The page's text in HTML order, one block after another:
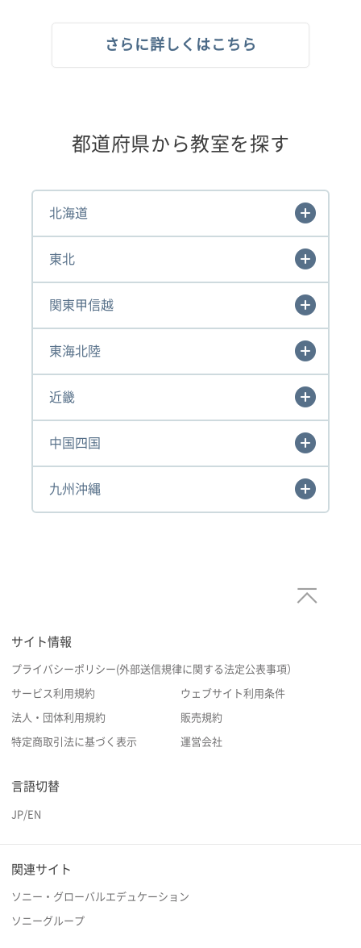
さらに詳しくはこちら
都道府県から教室を探す
北海道
東北
関東甲信越
東海北陸
近畿
中国四国
九州沖縄
サイト情報
プライバシーポリシー(外部送信規律に関する法定公表事項）
サービス利用規約 ウェブサイト利用条件
法人・団体利用規約 販売規約
特定商取引法に基づく表示 運営会社
言語切替
JP/EN
関連サイト
ソニー・グローバルエデュケーション
ソニーグループ